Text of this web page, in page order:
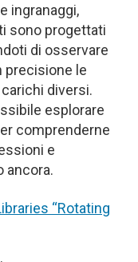
ingranaggi,
sono progettati
di osservare
precisione le
diversi.
esplorare
comprenderne
e
ancora.
“Rotating